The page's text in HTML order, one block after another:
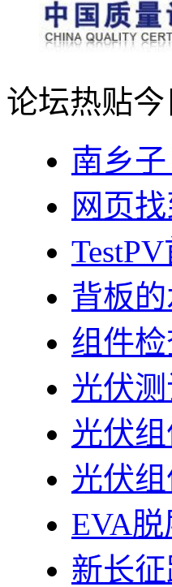
论坛热贴
南乡
网页
背板
组件
光伏
光伏
光伏
EVA
新长